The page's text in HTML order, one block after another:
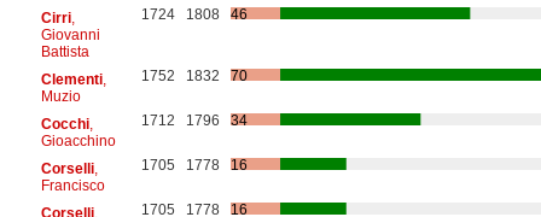
Cirri,
Giovanni
Battista
1724 1808 46
Clementi,
Muzio
1752 1832 70
Cocchi,
Gioacchino
1712 1796 34
Corselli,
Francisco
1705 1778 16
Corselli,
1705 1778 16